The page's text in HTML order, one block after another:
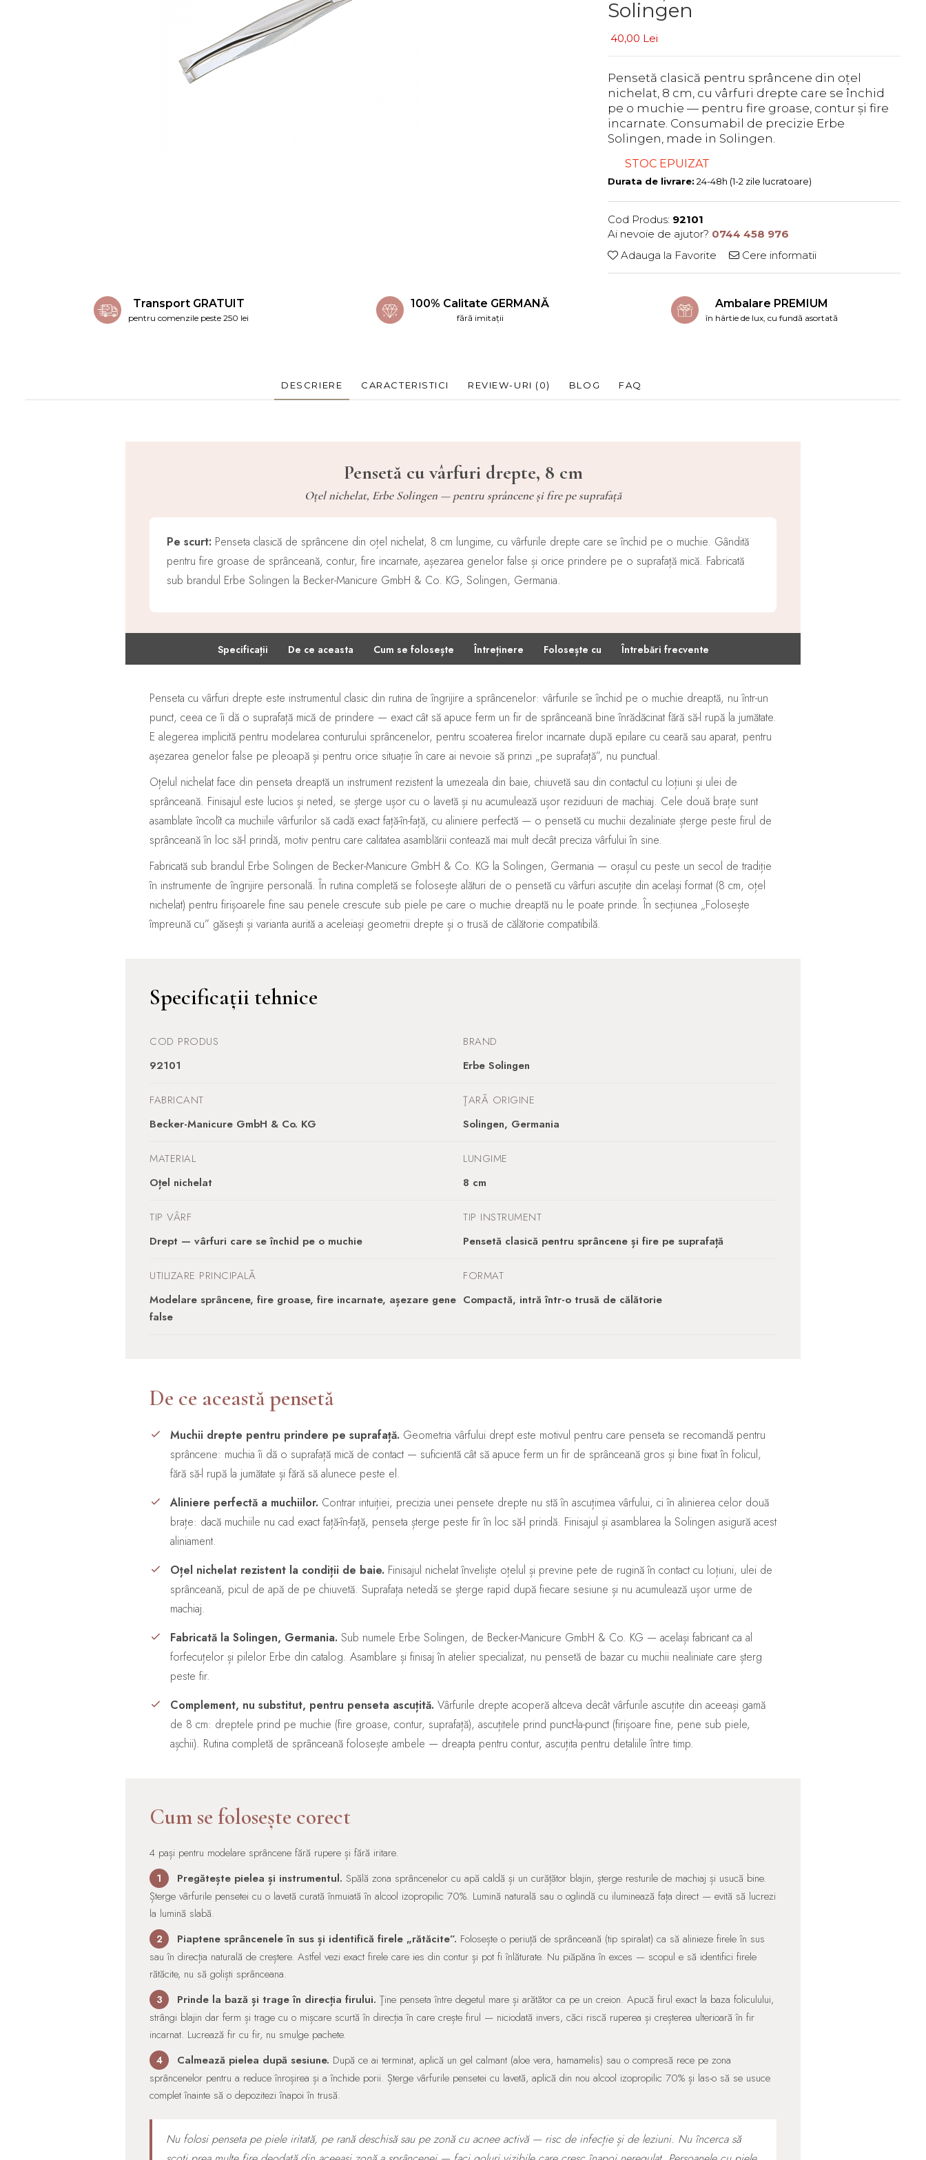
Solingen
40,00 Lei
Pensetă clasică pentru sprâncene din oțel
nichelat, 8 cm, cu vârfuri drepte care se închid
pe o muchie — pentru fire groase, contur și fire
incarnate. Consumabil de precizie Erbe
Solingen, made in Solingen.
STOC EPUIZAT
Durata de livrare: 24-48h (1-2 zile lucratoare)
Cod Produs: 92101
Ai nevoie de ajutor? 0744 458 976
Adauga la Favorite
Cere informatii
Transport GRATUIT
pentru comenzile peste 250 lei
100% Calitate GERMANĂ
fără imitații
Ambalare PREMIUM
în hârtie de lux, cu fundă asortată
DESCRIERE CARACTERISTICI REVIEW-URI (0) BLOG FAQ
Pensetă cu vârfuri drepte, 8 cm
Oțel nichelat, Erbe Solingen — pentru sprâncene și fire pe suprafață
Pe scurt: Penseta clasică de sprâncene din oțel nichelat, 8 cm lungime, cu vârfurile drepte care se închid pe o muchie. Gândită
pentru fire groase de sprânceană, contur, fire incarnate, așezarea genelor false și orice prindere pe o suprafață mică. Fabricată
sub brandul Erbe Solingen la Becker-Manicure GmbH & Co. KG, Solingen, Germania.
Specificații De ce aceasta Cum se folosește Întreținere Folosește cu Întrebări frecvente
Penseta cu vârfuri drepte este instrumentul clasic din rutina de îngrijire a sprâncenelor: vârfurile se închid pe o muchie dreaptă, nu într-un
punct, ceea ce îi dă o suprafață mică de prindere — exact cât să apuce ferm un fir de sprânceană bine înrădăcinat fără să-l rupă la jumătate.
E alegerea implicită pentru modelarea conturului sprâncenelor, pentru scoaterea firelor incarnate după epilare cu ceară sau aparat, pentru
așezarea genelor false pe pleoapă și pentru orice situație în care ai nevoie să prinzi „pe suprafață”, nu punctual.
Oțelul nichelat face din penseta dreaptă un instrument rezistent la umezeala din baie, chiuvetă sau din contactul cu loțiuni și ulei de
sprânceană. Finisajul este lucios și neted, se șterge ușor cu o lavetă și nu acumulează ușor reziduuri de machiaj. Cele două brațe sunt
asamblate încolît ca muchiile vârfurilor să cadă exact față-în-față, cu aliniere perfectă — o pensetă cu muchii dezaliniate șterge peste firul de
sprânceană în loc să-l prindă, motiv pentru care calitatea asamblării contează mai mult decât preciza vârfului în sine.
Fabricată sub brandul Erbe Solingen de Becker-Manicure GmbH & Co. KG la Solingen, Germania — orașul cu peste un secol de tradiție
în instrumente de îngrijire personală. În rutina completă se folosește alături de o pensetă cu vârfuri ascuțite din același format (8 cm, oțel
nichelat) pentru firișoarele fine sau penele crescute sub piele pe care o muchie dreaptă nu le poate prinde. În secțiunea „Folosește
împreună cu” găsești și varianta aurită a aceleiași geometrii drepte și o trusă de călătorie compatibilă.
Specificații tehnice
COD PRODUS
92101
BRAND
Erbe Solingen
FABRICANT
Becker-Manicure GmbH & Co. KG
ŢARĂ ORIGINE
Solingen, Germania
MATERIAL
Oțel nichelat
LUNGIME
8 cm
TIP VÂRF
Drept — vârfuri care se închid pe o muchie
TIP INSTRUMENT
Pensetă clasică pentru sprâncene și fire pe suprafață
UTILIZARE PRINCIPALĂ
Modelare sprâncene, fire groase, fire incarnate, așezare gene
false
FORMAT
Compactă, intră într-o trusă de călătorie
De ce această pensetă
Muchii drepte pentru prindere pe suprafață. Geometria vârfului drept este motivul pentru care penseta se recomandă pentru
sprâncene: muchia îi dă o suprafață mică de contact — suficientă cât să apuce ferm un fir de sprânceană gros și bine fixat în folicul,
fără să-l rupă la jumătate și fără să alunece peste el.
Aliniere perfectă a muchiilor. Contrar intuiției, precizia unei pensete drepte nu stă în ascuțimea vârfului, ci în alinierea celor două
brațe: dacă muchiile nu cad exact față-în-față, penseta șterge peste fir în loc să-l prindă. Finisajul și asamblarea la Solingen asigură acest
aliniament.
Oțel nichelat rezistent la condiții de baie. Finisajul nichelat înveliște oțelul și previne pete de rugină în contact cu loțiuni, ulei de
sprânceană, picul de apă de pe chiuvetă. Suprafața netedă se șterge rapid după fiecare sesiune și nu acumulează ușor urme de
machiaj.
Fabricată la Solingen, Germania. Sub numele Erbe Solingen, de Becker-Manicure GmbH & Co. KG — același fabricant ca al
forfecuțelor și pilelor Erbe din catalog. Asamblare și finisaj în atelier specializat, nu pensetă de bazar cu muchii nealiniate care șterg
peste fir.
Complement, nu substitut, pentru penseta ascuțită. Vârfurile drepte acoperă altceva decât vârfurile ascuțite din aceeași gamă
de 8 cm: dreptele prind pe muchie (fire groase, contur, suprafață), ascuțitele prind punct-la-punct (firișoare fine, pene sub piele,
așchii). Rutina completă de sprânceană folosește ambele — dreapta pentru contur, ascuțita pentru detaliile între timp.
Cum se folosește corect
4 pași pentru modelare sprâncene fără rupere și fără iritare.
1 Pregătește pielea și instrumentul. Spălă zona sprâncenelor cu apă caldă și un curățător blajin, șterge resturile de machiaj și usucă bine.
Șterge vârfurile pensetei cu o lavetă curată înmuiată în alcool izopropilic 70%. Lumină naturală sau o oglindă cu iluminează fața direct — evită să lucrezi
la lumină slabă.
2 Piaptene sprâncenele în sus și identifică firele „rătăcite”. Folosește o periuță de sprânceană (tip spiralat) ca să alinieze firele în sus
sau în direcția naturală de creștere. Astfel vezi exact firele care ies din contur și pot fi înlăturate. Nu piăpăna în exces — scopul e să identifici firele
rătăcite, nu să goliști sprânceana.
3 Prinde la bază și trage în direcția firului. Ţine penseta între degetul mare și arătător ca pe un creion. Apucă firul exact la baza foliculului,
strângi blajin dar ferm și trage cu o mișcare scurtă în direcția în care crește firul — niciodată invers, căci riscă ruperea și creșterea ulterioară în fir
incarnat. Lucrează fir cu fir, nu smulge pachete.
4 Calmează pielea după sesiune. După ce ai terminat, aplică un gel calmant (aloe vera, hamamelis) sau o compresă rece pe zona
sprâncenelor pentru a reduce înroșirea și a închide porii. Șterge vârfurile pensetei cu lavetă, aplică din nou alcool izopropilic 70% și las-o să se usuce
complet înainte să o depozitezi înapoi în trusă.
Nu folosi penseta pe piele iritată, pe rană deschisă sau pe zonă cu acnee activă — risc de infecție și de leziuni. Nu încerca să